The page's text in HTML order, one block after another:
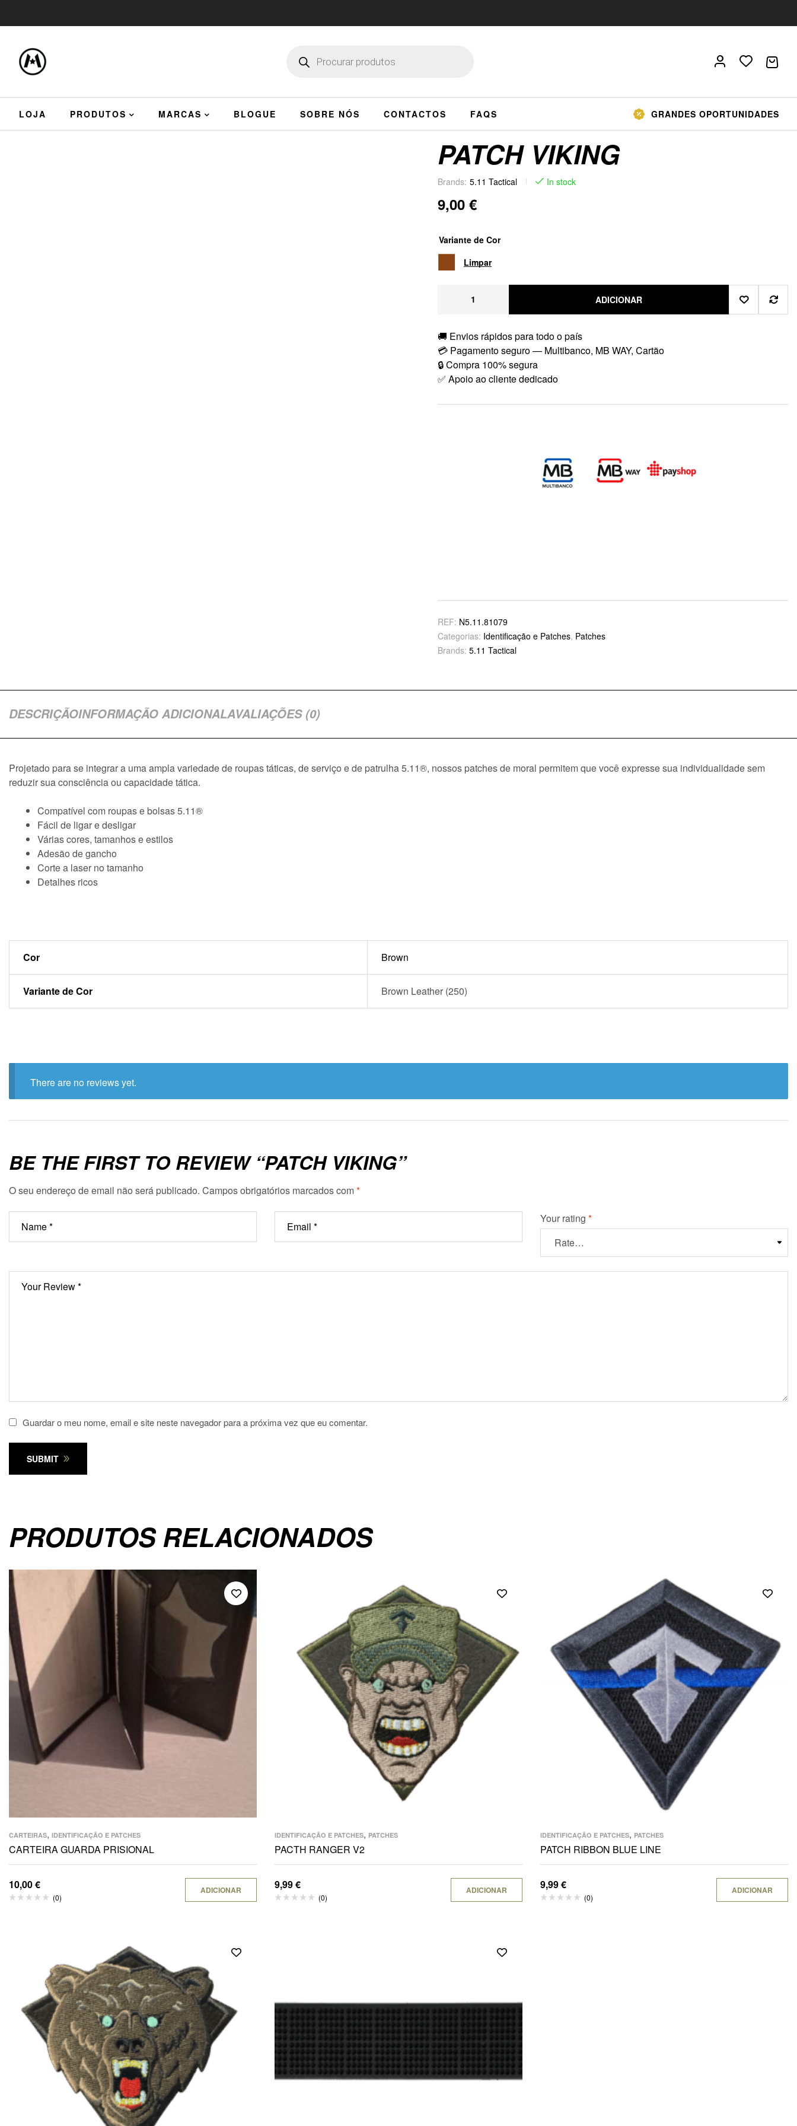
LOJA PRODUTOS MARCAS BLOGUE SOBRE NÓS CONTACTOS FAQS GRANDES OPORTUNIDADES
PATCH VIKING
Brands: 5.11 Tactical In stock
9,00 €
Variante de Cor
Limpar
ADICIONAR
🚚 Envios rápidos para todo o país
💳 Pagamento seguro — Multibanco, MB WAY, Cartão
🔒 Compra 100% segura
✅ Apoio ao cliente dedicado
REF: N5.11.81079
Categorias: Identificação e Patches, Patches
Brands: 5.11 Tactical
DESCRIÇÃOINFORMAÇÃO ADICIONALAVALIAÇÕES (0)
Projetado para se integrar a uma ampla variedade de roupas táticas, de serviço e de patrulha 5.11®, nossos patches de moral permitem que você expresse sua individualidade sem
reduzir sua consciência ou capacidade tática.
Compatível com roupas e bolsas 5.11®
Fácil de ligar e desligar
Várias cores, tamanhos e estilos
Adesão de gancho
Corte a laser no tamanho
Detalhes ricos
Cor Brown
Variante de Cor Brown Leather (250)
There are no reviews yet.
BE THE FIRST TO REVIEW “PATCH VIKING”
O seu endereço de email não será publicado. Campos obrigatórios marcados com*
Your rating *
Guardar o meu nome, email e site neste navegador para a próxima vez que eu comentar.
SUBMIT
PRODUTOS RELACIONADOS
CARTEIRAS, IDENTIFICAÇÃO E PATCHES
CARTEIRA GUARDA PRISIONAL
10,00€
(0)
ADICIONAR
IDENTIFICAÇÃO E PATCHES, PATCHES
PACTH RANGER V2
9,99€
(0)
ADICIONAR
IDENTIFICAÇÃO E PATCHES, PATCHES
PATCH RIBBON BLUE LINE
9,99€
(0)
ADICIONAR